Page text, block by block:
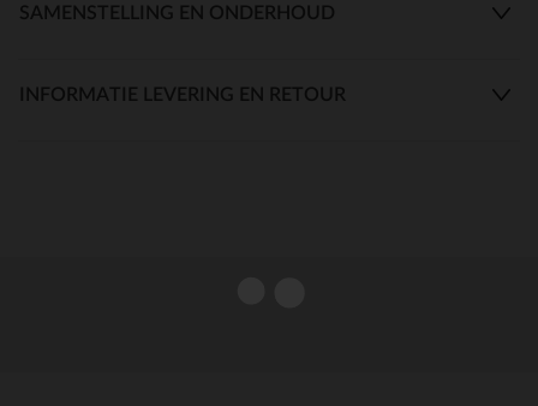
SAMENSTELLING EN ONDERHOUD
INFORMATIE LEVERING EN RETOUR